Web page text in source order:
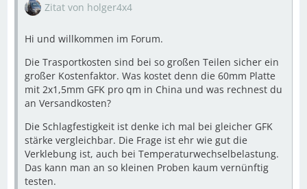
Zitat von holger4x4
Hi und willkommen im Forum.
Die Trasportkosten sind bei so großen Teilen sicher ein
großer Kostenfaktor. Was kostet denn die 60mm Platte
mit 2x1,5mm GFK pro qm in China und was rechnest du
an Versandkosten?
Die Schlagfestigkeit ist denke ich mal bei gleicher GFK
stärke vergleichbar. Die Frage ist ehr wie gut die
Verklebung ist, auch bei Temperaturwechselbelastung.
Das kann man an so kleinen Proben kaum vernünftig
testen.